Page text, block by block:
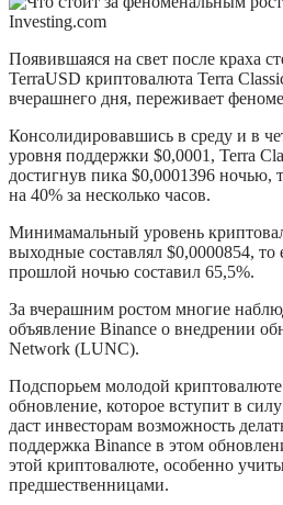
Появившаяся на свет после краха
TerraUSD криптовалюта Terra
вчерашнего дня, переживает
Консолидировавшись в среду и в
уровня поддержки $0,0001, Terra
достигнув пика $0,0001396 ночью,
на 40% за несколько часов.
Минимамальный уровень
выходные составлял $0,0000854, то
прошлой ночью составил 65,5%.
За вчерашним ростом многие
объявление Binance о внедрении
Network (LUNC).
Подспорьем молодой криптовалюте
обновление, которое вступит в
даст инвесторам возможность
поддержка Binance в этом
этой криптовалюте, особенно
предшественницами.